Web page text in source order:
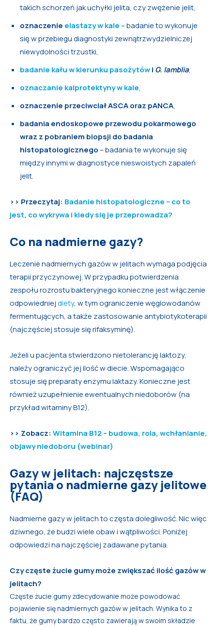
takich schorzeń jak uchyłki jelita, czy zwężenie jelit,
oznaczenie elastazy w kale – badanie to wykonuje
się w przebiegu diagnostyki zewnątrzwydzielniczej
niewydolności trzustki,
badanie kału w kierunku pasożytówi G. lamblia,
oznaczanie kalprotektyny w kale,
oznaczenie przeciwciał ASCA oraz pANCA,
badania endoskopowe przewodu pokarmowego
wraz z pobraniem biopsji do badania
histopatologicznego – badania te wykonuje się
między innymi w diagnostyce nieswoistych zapaleń
jelit.
>> Przeczytaj: Badanie histopatologiczne – co to
jest, co wykrywa i kiedy się je przeprowadza?
Co na nadmierne gazy?
Leczenie nadmiernych gazów w jelitach wymaga podjęcia
terapii przyczynowej. W przypadku potwierdzenia
zespołu rozrostu bakteryjnego konieczne jest włączenie
odpowiedniejdiety, w tym ograniczenie węglowodanów
fermentujących, a także zastosowanie antybiotykoterapii
(najczęściej stosuje się rifaksyminę).
Jeżeli u pacjenta stwierdzono nietolerancję laktozy,
należy ograniczyć jej ilość w diecie. Wspomagająco
stosuje się preparaty enzymu laktazy. Konieczne jest
również uzupełnienie ewentualnych niedoborów (na
przykład witaminy B12).
>> Zobacz: Witamina B12 – budowa, rola, wchłanianie,
objawy niedoboru (webinar)
Gazy w jelitach: najczęstsze
pytania o nadmierne gazy jelitowe
(FAQ)
Nadmierne gazy w jelitach to częsta dolegliwość. Nic więc
dziwnego, że budzi wiele obaw i wątpliwości. Poniżej
odpowiedzi na najczęściej zadawane pytania.
Czy częste żucie gumy może zwiększać ilość gazów w
jelitach?
Częste żucie gumy zdecydowanie może powodować
pojawienie się nadmiernych gazów w jelitach. Wynika to z
faktu, że gumy bardzo często zawierają w swoim składzie